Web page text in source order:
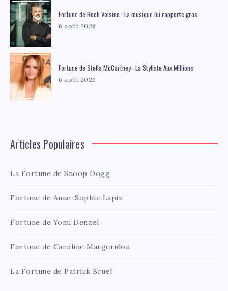
Fortune de Roch Voisine : La musique lui rapporte gros
6 août 2026
Fortune de Stella McCartney : La Styliste Aux Millions
6 août 2026
Articles Populaires
La Fortune de Snoop Dogg
Fortune de Anne-Sophie Lapix
Fortune de Yomi Denzel
Fortune de Caroline Margeridon
La Fortune de Patrick Bruel